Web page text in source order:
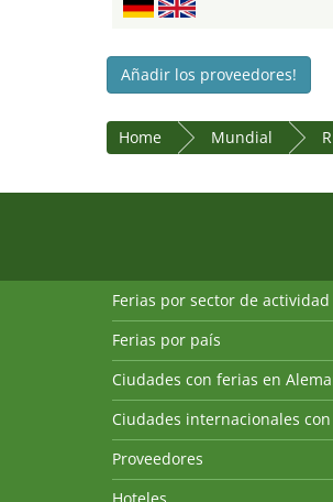
Añadir los proveedores!
Home Mundial
Ferias por sector de actividad
Ferias por país
Ciudades con ferias en
Ciudades internacionales
Proveedores